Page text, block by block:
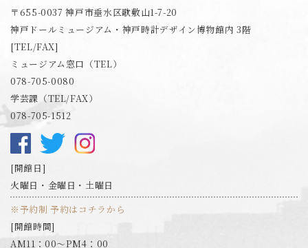
〒655-0037 神戸市垂水区歌敷山1-7-20
神戸ドールミュージアム・神戸時計デザイン博物館内 3階
[TEL/FAX]
ミュージアム窓口（TEL）
078-705-0080
学芸課（TEL/FAX）
078-705-1512
開館日
火曜日・金曜日・土曜日
※予約制 予約はコチラから
開館時間
AM11：00～PM4：00